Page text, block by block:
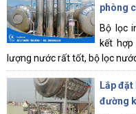
phòng
Bộ lọc
kết
lượng nước rất tốt, bộ lọc
Lắp
đường